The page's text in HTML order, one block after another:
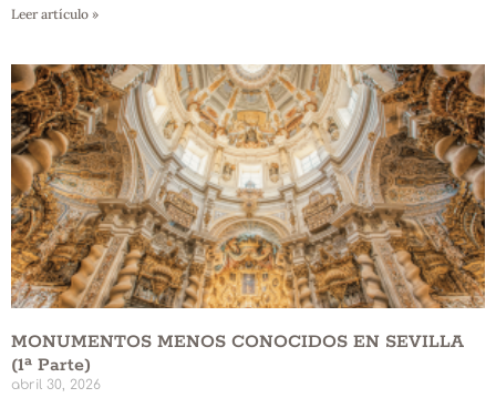
Leer artículo »
MONUMENTOS MENOS CONOCIDOS EN SEVILLA
(1ª Parte)
abril 30, 2026